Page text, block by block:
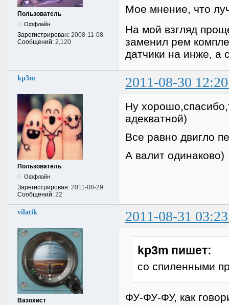
Пользователь
Оффлайн
Зарегистрирован: 2008-11-08
Сообщений: 2,120
Мое мнение, что
На мой взгляд
заменил рем
датчики на инже, а
kp3m 2011-08-30
Пользователь
Оффлайн
Зарегистрирован: 2011-08-29
Сообщений: 22
Ну
адекватной)
Все равно двигло
А валит одинаково)
vilatik 2011-08-31
Вазохист
kp3m пишет:
со спиленными
ФУ-ФУ-ФУ, как